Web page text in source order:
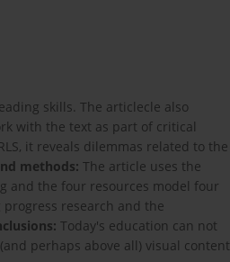
skills. The articlecle also
with the text as part of critical
it reveals dilemmas related to the
methods: The article uses the
and the four resources model four
research and the
Today's education can not
perhaps above all) visual content